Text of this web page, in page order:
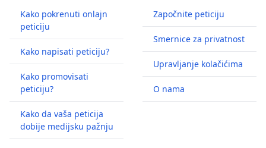
Kako pokrenuti onlajn
peticiju
Kako napisati peticiju?
Kako promovisati
peticiju?
Kako da vaša peticija
dobije medijsku pažnju
Započnite peticiju
Smernice za privatnost
Upravljanje kolačićima
O nama